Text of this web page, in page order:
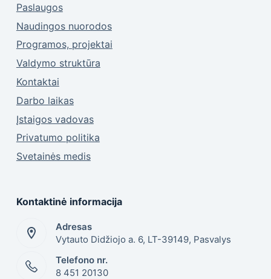
Paslaugos
Naudingos nuorodos
Programos, projektai
Valdymo struktūra
Kontaktai
Darbo laikas
Įstaigos vadovas
Privatumo politika
Svetainės medis
Kontaktinė informacija
Adresas
Vytauto Didžiojo a. 6, LT-39149, Pasvalys
Telefono nr.
8 451 20130